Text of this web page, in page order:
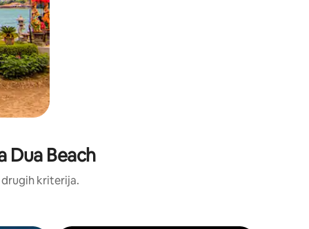
Dua Beach
drugih kriterija.